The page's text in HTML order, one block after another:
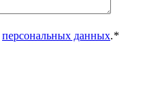
персональных данных.*